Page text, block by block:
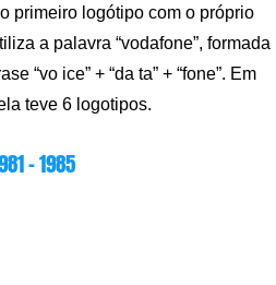
primeiro logótipo com o próprio
a palavra “vodafone”, formada
“vo ice” + “da ta” + “fone”. Em
teve 6 logotipos.
– 1985